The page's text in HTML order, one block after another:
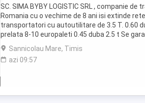
SC. SIMA BYBY LOGISTIC SRL , companie
Romania cu o vechime de 8 ani isi extinde
transportatori cu autoutilitare de 3.5 T. 0.60
prelata 8-10 europaleti 0.45 duba 2.5 t Se
km luna termene de plata ...
Sannicolau Mare, Timis
azi 09:57